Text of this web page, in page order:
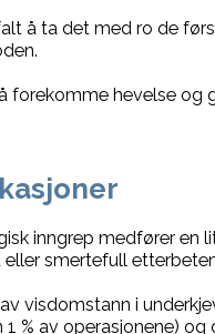
å ta det med ro de
forekomme hevelse og
inngrep medfører en
smertefull
visdomstann i
1 % av operasjonene)